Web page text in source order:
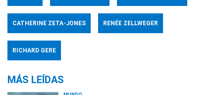
CATHERINE ZETA-JONES RENÉE ZELLWEGER
RICHARD GERE
MÁS LEÍDAS